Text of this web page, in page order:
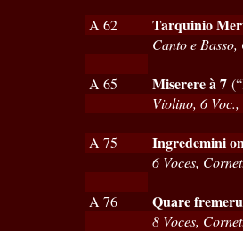
A 62 Tarquinio
Canto e Basso,
A 65 Miserere à 7
Violino, 6
A 75 Ingredemini
6 Voces,
A 76 Quare
8 Voces,